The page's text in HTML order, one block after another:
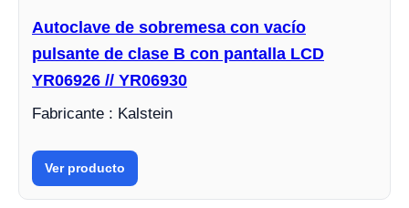
Autoclave de sobremesa con vacío
pulsante de clase B con pantalla LCD
YR06926 // YR06930
Fabricante : Kalstein
Ver producto